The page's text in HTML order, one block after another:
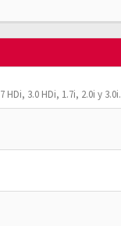
3.0 HDi, 1.7i, 2.0i y 3.0i.